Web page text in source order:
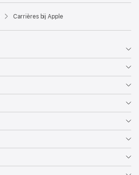
Carrières bij Apple